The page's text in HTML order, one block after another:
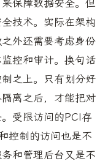
保障数据安全。但
技术。实际在架构
外还需要考虑身份
控和审计。换句话
之上。只有划分好
离之后，才能把对
受限访问的PCI存
控制的访问也是不
和管理后台又是不